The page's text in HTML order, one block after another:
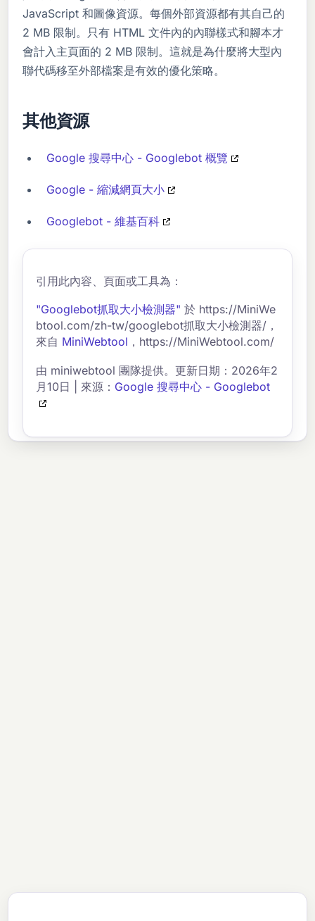
JavaScript 和圖像資源。每個外部資源都有其自己的
2 MB 限制。只有 HTML 文件內的內聯樣式和腳本才
會計入主頁面的 2 MB 限制。這就是為什麼將大型內
聯代碼移至外部檔案是有效的優化策略。
其他資源
Google 搜尋中心 - Googlebot 概覽
Google - 縮減網頁大小
Googlebot - 維基百科
引用此內容、頁面或工具為：
"Googlebot抓取大小檢測器" 於 https://MiniWe
btool.com/zh-tw/googlebot抓取大小檢測器/，
來自 MiniWebtool ，https://MiniWebtool.com/
由 miniwebtool 團隊提供。更新日期：2026年2
月10日 | 來源： Google 搜尋中心 - Googlebot